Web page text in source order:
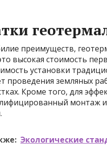
преимуществ,
высокая стоимость
установки
проведения земляных
Кроме того, для
монтаж
Экологические